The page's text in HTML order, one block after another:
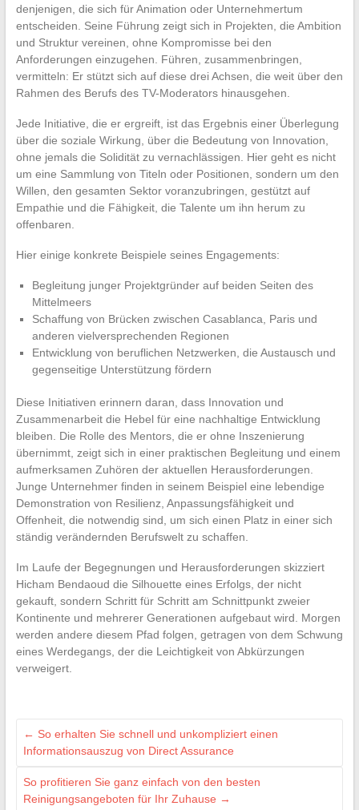
denjenigen, die sich für Animation oder Unternehmertum
entscheiden. Seine Führung zeigt sich in Projekten, die Ambition
und Struktur vereinen, ohne Kompromisse bei den
Anforderungen einzugehen. Führen, zusammenbringen,
vermitteln: Er stützt sich auf diese drei Achsen, die weit über den
Rahmen des Berufs des TV-Moderators hinausgehen.
Jede Initiative, die er ergreift, ist das Ergebnis einer Überlegung
über die soziale Wirkung, über die Bedeutung von Innovation,
ohne jemals die Solidität zu vernachlässigen. Hier geht es nicht
um eine Sammlung von Titeln oder Positionen, sondern um den
Willen, den gesamten Sektor voranzubringen, gestützt auf
Empathie und die Fähigkeit, die Talente um ihn herum zu
offenbaren.
Hier einige konkrete Beispiele seines Engagements:
Begleitung junger Projektgründer auf beiden Seiten des
Mittelmeers
Schaffung von Brücken zwischen Casablanca, Paris und
anderen vielversprechenden Regionen
Entwicklung von beruflichen Netzwerken, die Austausch und
gegenseitige Unterstützung fördern
Diese Initiativen erinnern daran, dass Innovation und
Zusammenarbeit die Hebel für eine nachhaltige Entwicklung
bleiben. Die Rolle des Mentors, die er ohne Inszenierung
übernimmt, zeigt sich in einer praktischen Begleitung und einem
aufmerksamen Zuhören der aktuellen Herausforderungen.
Junge Unternehmer finden in seinem Beispiel eine lebendige
Demonstration von Resilienz, Anpassungsfähigkeit und
Offenheit, die notwendig sind, um sich einen Platz in einer sich
ständig verändernden Berufswelt zu schaffen.
Im Laufe der Begegnungen und Herausforderungen skizziert
Hicham Bendaoud die Silhouette eines Erfolgs, der nicht
gekauft, sondern Schritt für Schritt am Schnittpunkt zweier
Kontinente und mehrerer Generationen aufgebaut wird. Morgen
werden andere diesem Pfad folgen, getragen von dem Schwung
eines Werdegangs, der die Leichtigkeit von Abkürzungen
verweigert.
← So erhalten Sie schnell und unkompliziert einen
Informationsauszug von Direct Assurance
So profitieren Sie ganz einfach von den besten
Reinigungsangeboten für Ihr Zuhause →